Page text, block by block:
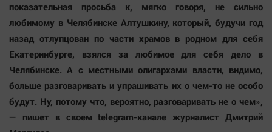
показательная просьба к, мягко говоря, не сильно
любимому в Челябинске Алтушкину, который, будучи год
назад отлупцован по части храмов в родном для себя
Екатеринбурге, взялся за любимое для себя дело в
Челябинске. А с местными олигархами власти, видимо,
больше разговаривать и упрашивать их о чем-то не особо
будут. Ну, потому что, вероятно, разговаривать не о чем»,
— пишет в своем telegram-канале журналист Дмитрий